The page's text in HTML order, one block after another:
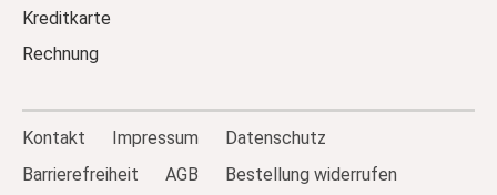
Kreditkarte
Rechnung
Kontakt Impressum
Datenschutz
Barrierefreiheit
AGB Bestellung widerrufen